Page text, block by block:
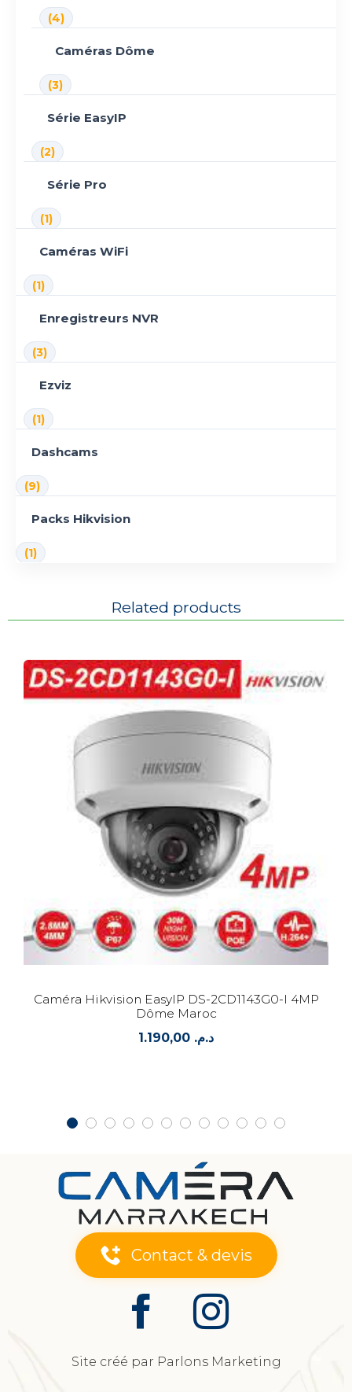
(4)
Caméras Dôme
(3)
Série EasyIP
(2)
Série Pro
(1)
Caméras WiFi
(1)
Enregistreurs NVR
(3)
Ezviz
(1)
Dashcams
(9)
Packs Hikvision
(1)
Related products
Caméra Hikvision EasyIP DS-2CD1143G0-I 4MP
Dôme Maroc
د.م.
Contact & devis
Site créé par Parlons Marketing